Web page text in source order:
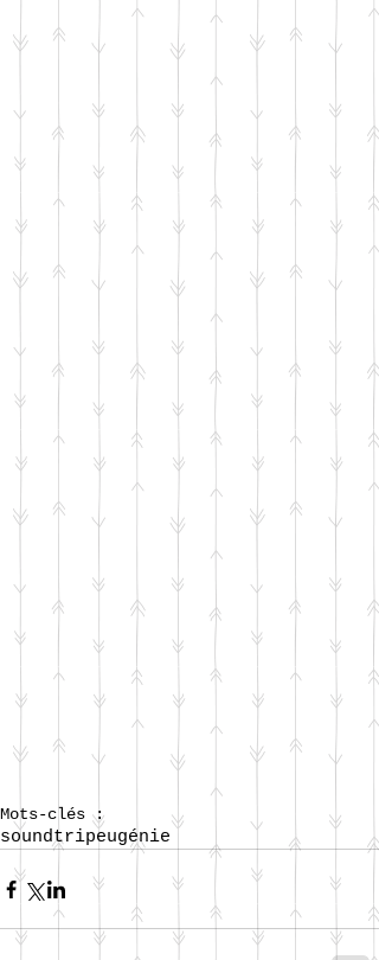
Mots-clés :
soundtripeugénie